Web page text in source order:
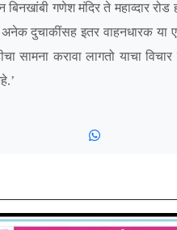
गणेश मंदिर ते महाव्दार रोड
दुचाकींसह इतर वाहनधारक या
सामना करावा लागतो याचा विचार